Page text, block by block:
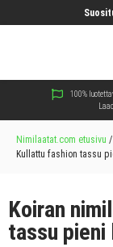
100%
Nimilaatat.com etusivu /
Kullattu fashion tassu
Koiran
tassu pieni